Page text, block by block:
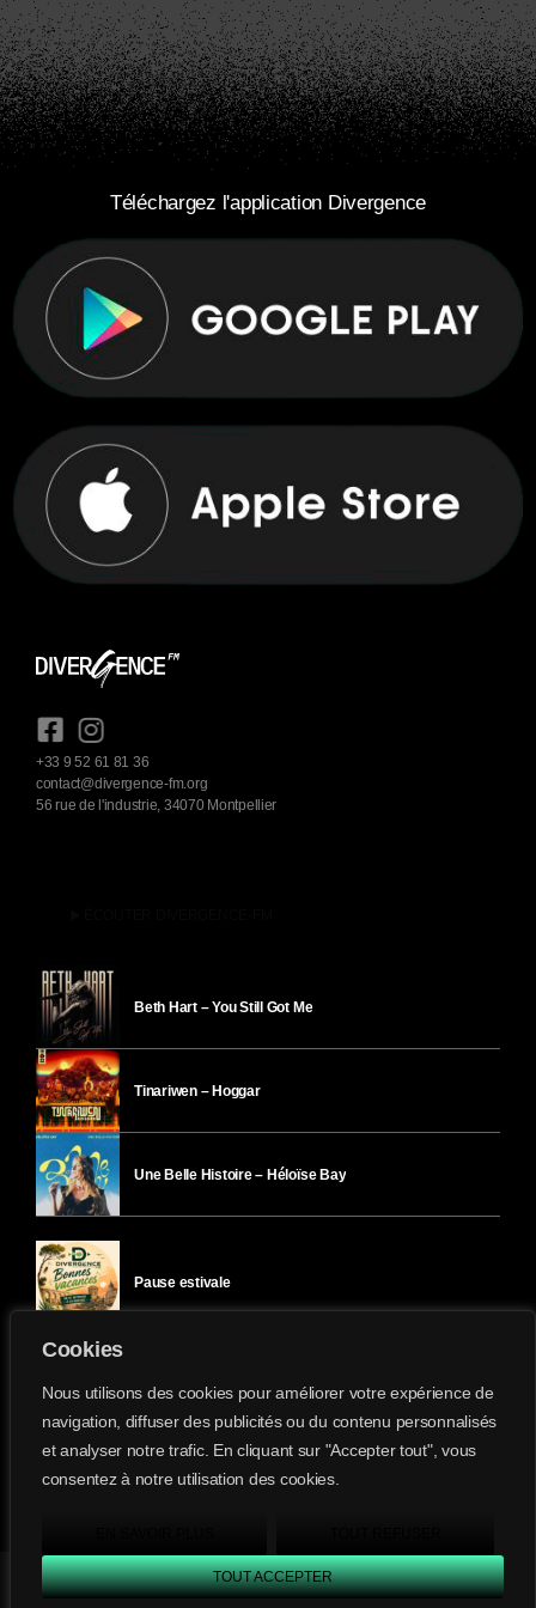
Cookies
Nous utilisons des cookies pour améliorer votre expérience de
navigation, diffuser des publicités ou du contenu personnalisés
et analyser notre trafic. En cliquant sur "Accepter tout", vous
consentez à notre utilisation des cookies.
TOUT ACCEPTER
play_arrow Divergence FM keyboard_arrow_right
Téléchargez l'application Divergence
+33 9 52 61 81 36
contact@divergence-fm.org
56 rue de l'industrie, 34070 Montpellier
Beth Hart – You Still Got Me
Tinariwen – Hoggar
Une Belle Histoire – Héloïse Bay
Pause estivale
Ici l’Ombre – mardi 28 juillet